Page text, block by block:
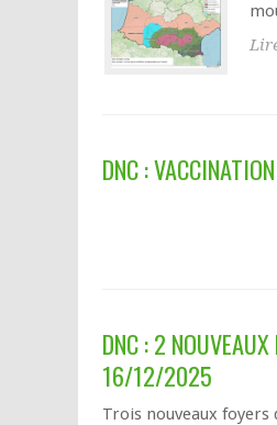
DNC :
DNC : 2
16/12/2025
Trois nouveaux